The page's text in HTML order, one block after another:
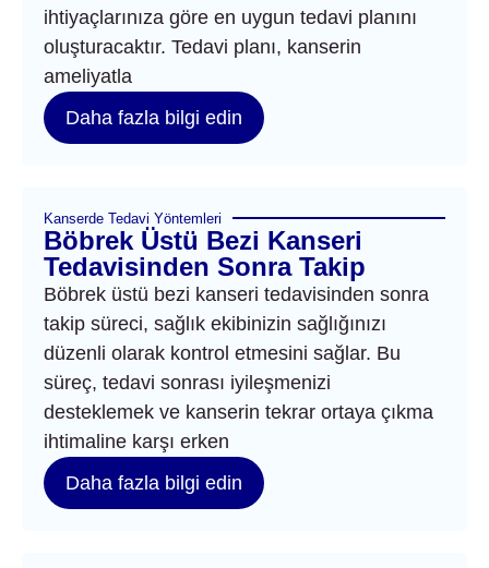
ihtiyaçlarınıza göre en uygun tedavi planını
oluşturacaktır. Tedavi planı, kanserin
ameliyatla
Daha fazla bilgi edin
Kanserde Tedavi Yöntemleri
Böbrek Üstü Bezi Kanseri
Tedavisinden Sonra Takip
Böbrek üstü bezi kanseri tedavisinden sonra
takip süreci, sağlık ekibinizin sağlığınızı
düzenli olarak kontrol etmesini sağlar. Bu
süreç, tedavi sonrası iyileşmenizi
desteklemek ve kanserin tekrar ortaya çıkma
ihtimaline karşı erken
Daha fazla bilgi edin